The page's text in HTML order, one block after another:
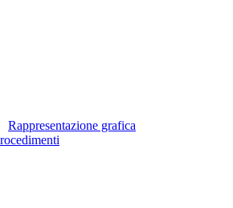
Rappresentazione grafica